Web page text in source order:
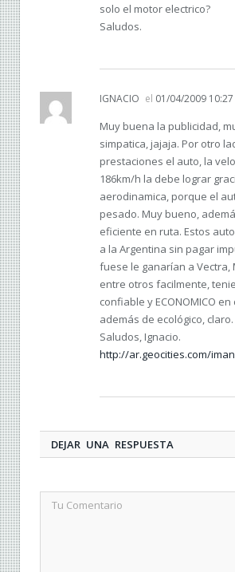
solo el motor electrico?
Saludos.
IGNACIO el 01/04/2009 10:27
Muy buena la publicidad,
simpatica, jajaja. Por otro
prestaciones el auto, la
186km/h la debe lograr
aerodinamica, porque el
pesado. Muy bueno,
eficiente en ruta. Estos
a la Argentina sin pagar
fuese le ganarían a Vectra,
entre otros facilmente,
confiable y ECONOMICO en
además de ecológico, claro.
Saludos, Ignacio.
http://ar.geocities.com/
DEJAR UNA RESPUESTA